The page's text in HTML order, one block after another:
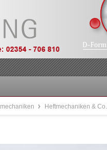
Heftmechaniken &